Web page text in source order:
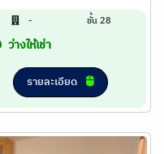
- ชั้น 28
ว่างให้เช่า
รายละเอียด